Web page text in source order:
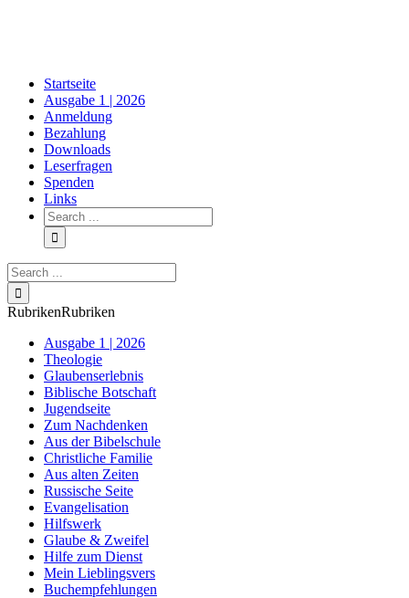
Startseite
Ausgabe 1 | 2026
Anmeldung
Bezahlung
Downloads
Leserfragen
Spenden
Links
Search
for:
Search
for:
RubrikenRubriken
Ausgabe 1 | 2026
Theologie
Glaubenserlebnis
Biblische Botschaft
Jugendseite
Zum Nachdenken
Aus der Bibelschule
Christliche Familie
Aus alten Zeiten
Russische Seite
Evangelisation
Hilfswerk
Glaube & Zweifel
Hilfe zum Dienst
Mein Lieblingsvers
Buchempfehlungen